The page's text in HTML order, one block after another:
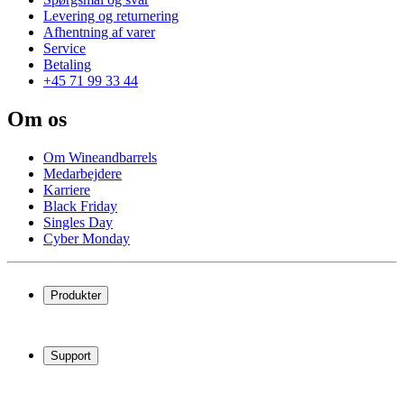
Levering og returnering
Afhentning af varer
Service
Betaling
+45 71 99 33 44
Om os
Om Wineandbarrels
Medarbejdere
Karriere
Black Friday
Singles Day
Cyber Monday
Produkter
Vinreoler
Vinmøbler
Support